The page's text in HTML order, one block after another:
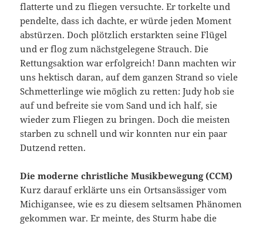
flatterte und zu fliegen versuchte. Er torkelte und
pendelte, dass ich dachte, er würde jeden Moment
abstürzen. Doch plötzlich erstarkten seine Flügel
und er flog zum nächstgelegene Strauch. Die
Rettungsaktion war erfolgreich! Dann machten wir
uns hektisch daran, auf dem ganzen Strand so viele
Schmetterlinge wie möglich zu retten: Judy hob sie
auf und befreite sie vom Sand und ich half, sie
wieder zum Fliegen zu bringen. Doch die meisten
starben zu schnell und wir konnten nur ein paar
Dutzend retten.
Die moderne christliche Musikbewegung (CCM)
Kurz darauf erklärte uns ein Ortsansässiger vom
Michigansee, wie es zu diesem seltsamen Phänomen
gekommen war. Er meinte, des Sturm habe die